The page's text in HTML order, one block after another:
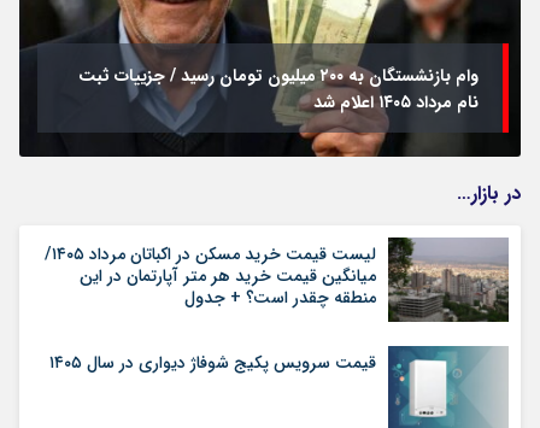
وام بازنشستگان به ۲۰۰ میلیون تومان رسید / جزییات ثبت
نام مرداد ۱۴۰۵ اعلام شد
در بازار…
لیست قیمت خرید مسکن در اکباتان مرداد ۱۴۰۵/
میانگین قیمت خرید هر متر آپارتمان در این
منطقه چقدر است؟ + جدول
قیمت سرویس پکیج شوفاژ دیواری در سال ۱۴۰۵